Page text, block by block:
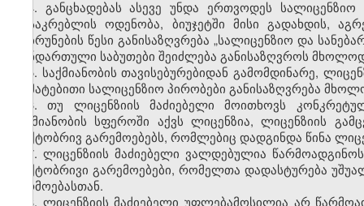
4. განცხადებას ასევე უნდა ერთვოდეს
მოსაკრებლის ოდენობა, ბიუჯეტში მისი გადახდის,
დაბრუნების წესი განისაზღვრება „სალიცენზიო და
თანდართული საბუთები შეიძლება განისაზღვროს
5. საქმიანობის თავისებურებიდან გამომდინარე,
დამატებითი სალიცენზიო პირობები განისაზღვრება
6. თუ ლიცენზიის მაძიებელი მოითხოვს
საქმიანობის სფეროში აქვს ლიცენზია, ლიცენზიის
ფაქტობრივ გარემოებებს, რომლებიც დადგინდა წინა
7. ლიცენზიის მაძიებელი ვალდებულია
ფაქტობრივი გარემოებები, რომელთა დადასტურება
წარმოებასთან.
8. ლიცენზიის მაძიებელი უფლებამოსილია არ